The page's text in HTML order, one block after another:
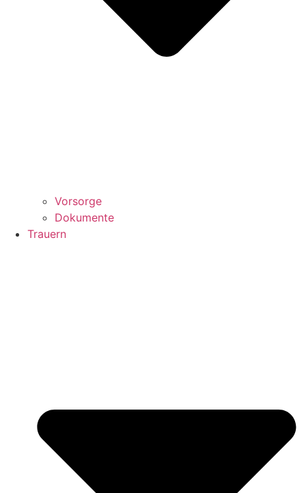
Vorsorge
Dokumente
Trauern